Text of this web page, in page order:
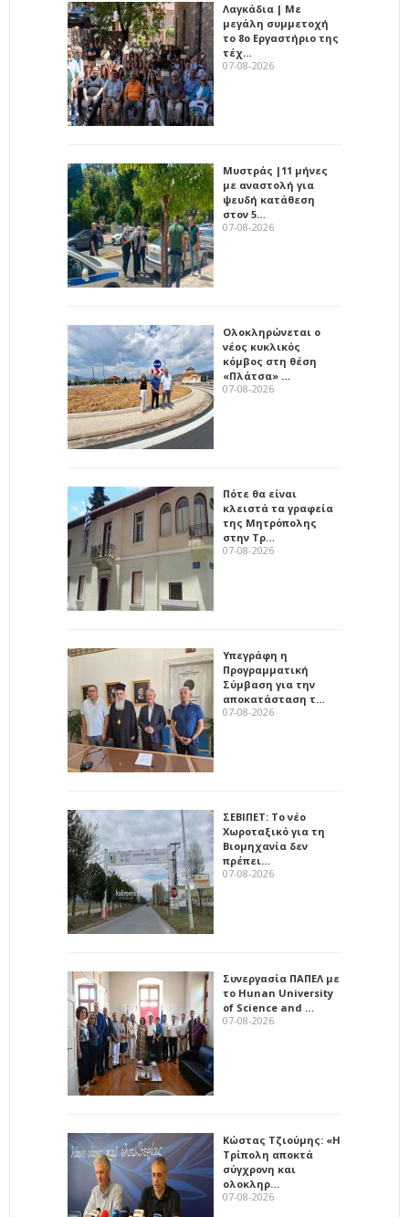
Λαγκάδια | Με
μεγάλη συμμετοχή
το 8ο Εργαστήριο της
τέχ…
07-08-2026
Μυστράς |11 μήνες
με αναστολή για
ψευδή κατάθεση
στον 5…
07-08-2026
Ολοκληρώνεται ο
νέος κυκλικός
κόμβος στη θέση
«Πλάτσα» …
07-08-2026
Πότε θα είναι
κλειστά τα γραφεία
της Μητρόπολης
στην Τρ…
07-08-2026
Υπεγράφη η
Προγραμματική
Σύμβαση για την
αποκατάσταση τ…
07-08-2026
ΣΕΒΙΠΕΤ: Το νέο
Χωροταξικό για τη
Βιομηχανία δεν
πρέπει…
07-08-2026
Συνεργασία ΠΑΠΕΛ με
το Hunan University
of Science and …
07-08-2026
Κώστας Τζιούμης: «Η
Τρίπολη αποκτά
σύγχρονη και
ολοκληρ…
07-08-2026